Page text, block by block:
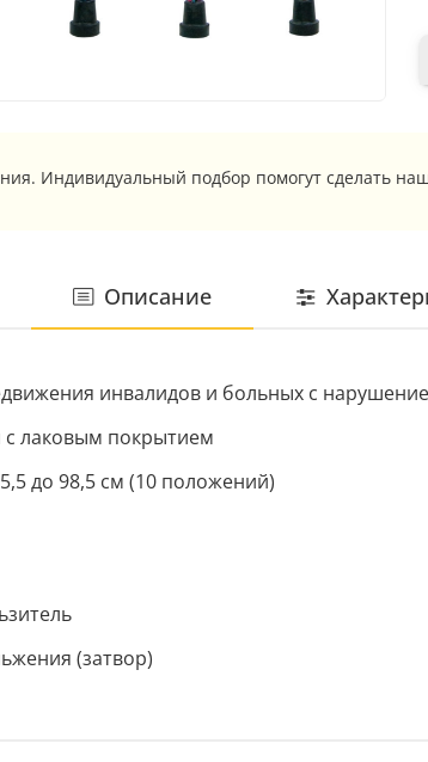
Индивидуальный подбор помогут сделать
Описание
инвалидов и больных с
лаковым покрытием
до 98,5 см (10 положений)
(затвор)